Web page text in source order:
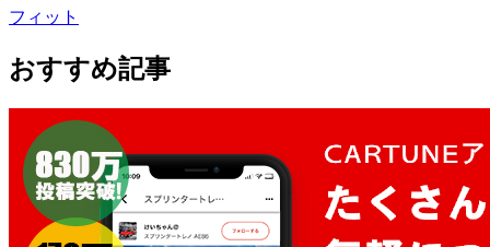
フィット
おすすめ記事